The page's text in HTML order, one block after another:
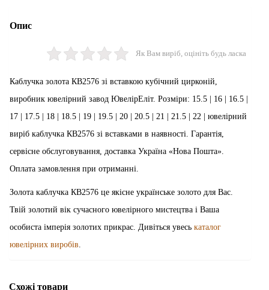
Опис
Як Вам виріб, оцініть будь ласка
Каблучка золота КВ2576 зі вставкою кубічний цирконій,
виробник ювелірний завод ЮвелірЕліт. Розміри: 15.5 | 16 | 16.5 |
17 | 17.5 | 18 | 18.5 | 19 | 19.5 | 20 | 20.5 | 21 | 21.5 | 22 | ювелірний
виріб каблучка КВ2576 зі вставками в наявності. Гарантія,
сервісне обслуговування, доставка Україна «Нова Пошта».
Оплата замовлення при отриманні.
Золота каблучка КВ2576 це якісне українське золото для Вас.
Твій золотий вік сучасного ювелірного мистецтва і Ваша
особиста імперія золотих прикрас. Дивіться увесь каталог
ювелірних виробів
Схожі товари